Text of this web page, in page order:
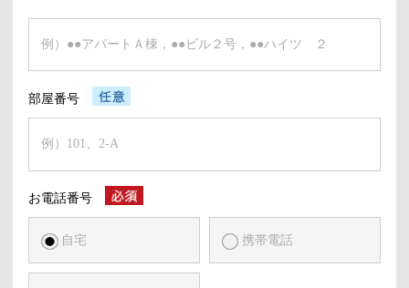
部屋番号
お電話番号
自宅 携帯電話